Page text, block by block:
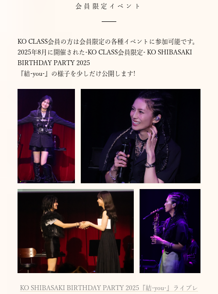
会員限定イベント
KO CLASS会員の方は会員限定の各種イベントに参加可能です。
2025年8月に開催された-KO CLASS会員限定- KO SHIBASAKI
BIRTHDAY PARTY 2025
『結-you-』の様子を少しだけ公開します!
KO SHIBASAKI BIRTHDAY PARTY 2025『結-you-』ライブレ